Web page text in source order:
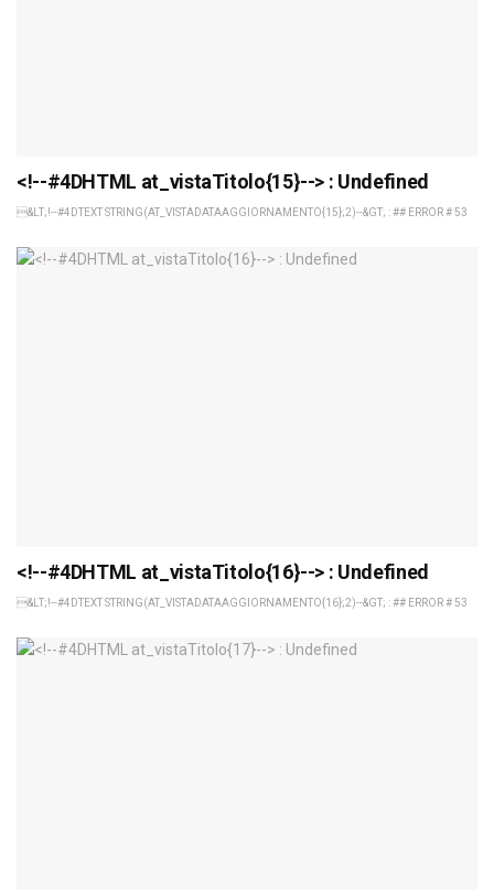
<!--#4DHTML at_vistaTitolo{15}--> : Undefined
&LT;!--#4DTEXT STRING(AT_VISTADATAAGGIORNAMENTO{15};2)--&GT; : ## ERROR # 53
<!--#4DHTML at_vistaTitolo{16}--> : Undefined
&LT;!--#4DTEXT STRING(AT_VISTADATAAGGIORNAMENTO{16};2)--&GT; : ## ERROR # 53